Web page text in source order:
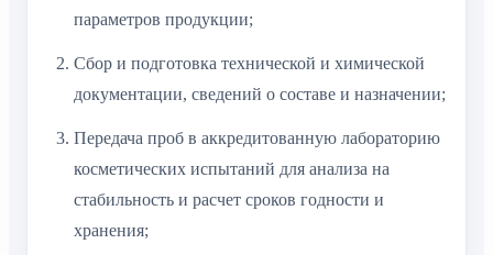
параметров продукции;
Сбор и подготовка технической и химической
документации, сведений о составе и назначении;
Передача проб в аккредитованную лабораторию
косметических испытаний для анализа на
стабильность и расчет сроков годности и
хранения;